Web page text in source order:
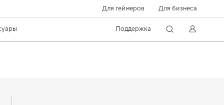
Для геймеров Для бизнеса
Поддержка